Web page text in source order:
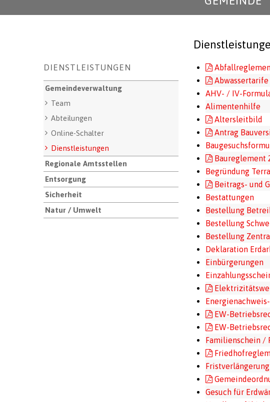
Unternavigation
DIENSTLEISTUNGEN
Gemeindeverwaltung
Team
Abteilungen
Online-Schalter
Dienstleistungen
Regionale Amtsstellen
Entsorgung
Sicherheit
Natur / Umwelt
Abwassertarife
AHV- / IV-
Alimentenhilfe
Altersleitbild
Antrag
Baureglement
Begründung
Beitrags- und
Bestattungen
Bestellung
Bestellung
Bestellung
Deklaration
Einbürgerungen
EW-
EW-
Familienschein /
Fristverlängerung
Gesuch für